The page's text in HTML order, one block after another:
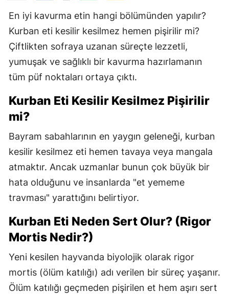
En iyi kavurma etin hangi bölümünden yapılır?
Kurban eti kesilir kesilmez hemen pişirilir mi?
Çiftlikten sofraya uzanan süreçte lezzetli,
yumuşak ve sağlıklı bir kavurma hazırlamanın
tüm püf noktaları ortaya çıktı.
Kurban Eti Kesilir Kesilmez Pişirilir
mi?
Bayram sabahlarının en yaygın geleneği, kurban
kesilir kesilmez eti hemen tavaya veya mangala
atmaktır. Ancak uzmanlar bunun çok büyük bir
hata olduğunu ve insanlarda "et yememe
travması" yarattığını belirtiyor.
Kurban Eti Neden Sert Olur? (Rigor
Mortis Nedir?)
Yeni kesilen hayvanda biyolojik olarak rigor
mortis (ölüm katılığı) adı verilen bir süreç yaşanır.
Ölüm katılığı geçmeden pişirilen et hem aşırı sert